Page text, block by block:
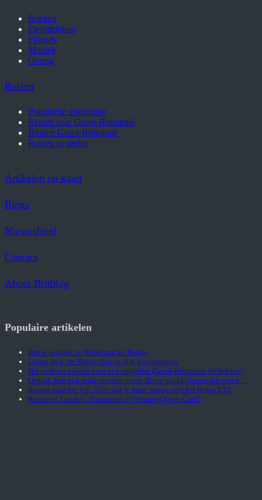
Boeken
Eten/drinken
Films/tv
Muziek
Overig
Reizen
Praktische informatie
Reizen naar Groot-Brittannië
Binnen Groot-Brittannië
Reizen in steden
Artikelen op kaart
Blogs
Nieuwsbrief
Contact
About Britblog
Populaire artikelen
Britse winkels in Nederland en België
Union Jack: de Britse vlag en zijn geschiedenis
Het perfecte cadeau voor een anglofiel (Groot-Brittannië liefhebber)
Oeps ik heb nog oude ponden: oude Britse bankbiljetten inleveren…
Reizen naar het VK: Alles wat je moet weten over het Britse ETA
Reizen in Londen: Travelcard of (Visitor) Oyster Card?